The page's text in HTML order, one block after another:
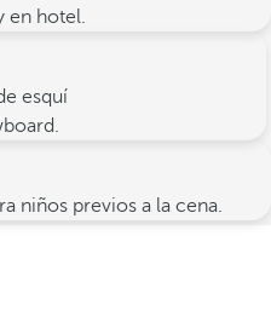
en hotel.
esquí
niños previos a la cena.